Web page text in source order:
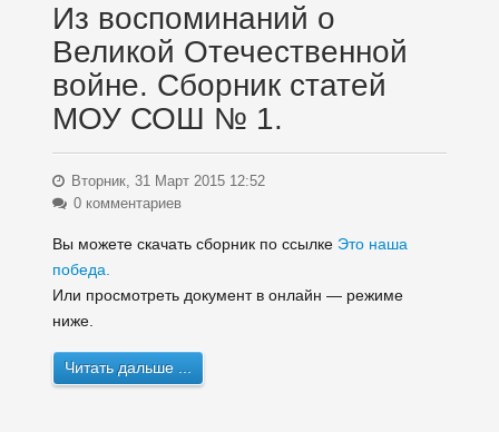
Из воспоминаний о
Великой Отечественной
войне. Сборник статей
МОУ СОШ № 1.
Вторник, 31 Март 2015 12:52
0 комментариев
Вы можете скачать сборник по ссылке Это наша
победа.
Или просмотреть документ в онлайн — режиме
ниже.
Читать дальше ...